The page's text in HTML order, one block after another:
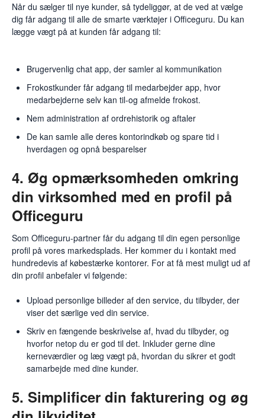
Når du sælger til nye kunder, så tydeliggør, at de ved at vælge
dig får adgang til alle de smarte værktøjer i Officeguru. Du kan
lægge vægt på at kunden får adgang til:
Brugervenlig chat app, der samler al kommunikation
Frokostkunder får adgang til medarbejder app, hvor
medarbejderne selv kan til-og afmelde frokost.
Nem administration af ordrehistorik og aftaler
De kan samle alle deres kontorindkøb og spare tid i
hverdagen og opnå besparelser
4. Øg opmærksomheden omkring
din virksomhed med en profil på
Officeguru
Som Officeguru-partner får du adgang til din egen personlige
profil på vores markedsplads. Her kommer du i kontakt med
hundredevis af købestærke kontorer. For at få mest muligt ud af
din profil anbefaler vi følgende:
Upload personlige billeder af den service, du tilbyder, der
viser det særlige ved din service.
Skriv en fængende beskrivelse af, hvad du tilbyder, og
hvorfor netop du er god til det. Inkluder gerne dine
kerneværdier og læg vægt på, hvordan du sikrer et godt
samarbejde med dine kunder.
5. Simplificer din fakturering og øg